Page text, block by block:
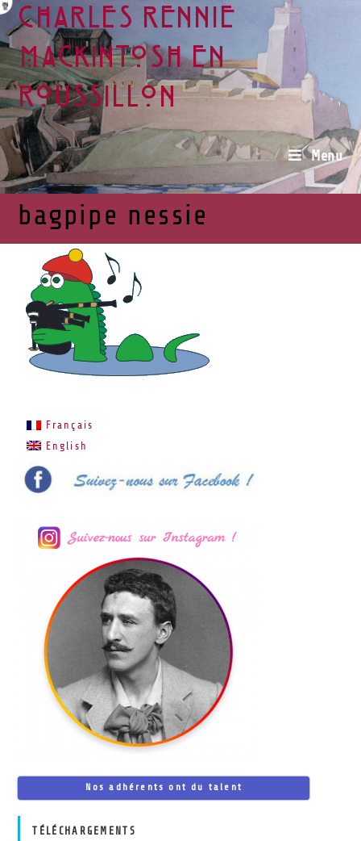
Charles Rennie
Mackintosh en
Roussillon
Menu
bagpipe nessie
Français
English
Nos adhérents ont du talent
TÉLÉCHARGEMENTS